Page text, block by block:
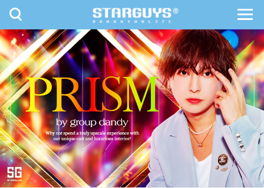
九州・沖縄 北海道・東北
toggle
navigation